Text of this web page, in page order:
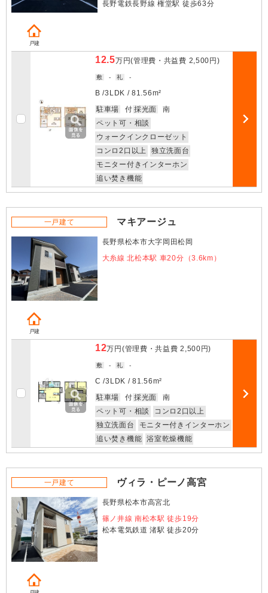
長野電鉄長野線 権堂駅 徒歩63分
戸建
12.5万円(管理費・共益費 2,500円)
敷 - 礼 -
B /3LDK /81.56m²
駐車場
付 採光面
南
ペット可・相談
ウォークインクローゼット
コンロ2口以上
独立洗面台
モニター付きインターホン
追い焚き機能
一戸建て マキアージュ
長野県松本市大字岡田松岡
大糸線 北松本駅 車20分（3.6km）
戸建
12万円 (管理費・共益費2,500円)
敷 - 礼 -
C /3LDK /81.56m²
駐車場
付 採光面
南
ペット可・相談
コンロ2口以上
独立洗面台
モニター付きインターホン
追い焚き機能 浴室乾燥機能
一戸建て ヴィラ・ピーノ高宮
長野県松本市高宮北
篠ノ井線 南松本駅 徒歩19分
松本電気鉄道 渚駅 徒歩20分